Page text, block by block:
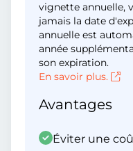
vignette annuelle,
jamais la date
annuelle est
année
son expiration.
En savoir plus.
Avantages
Éviter une